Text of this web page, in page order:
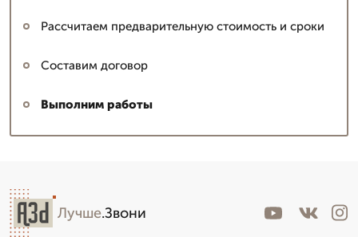
Рассчитаем предварительную стоимость и сроки
Составим договор
Выполним работы
Лучше.Звони